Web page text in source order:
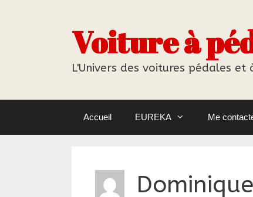
Voiture à
L'Univers des voitures pédales
Accueil EUREKA Me